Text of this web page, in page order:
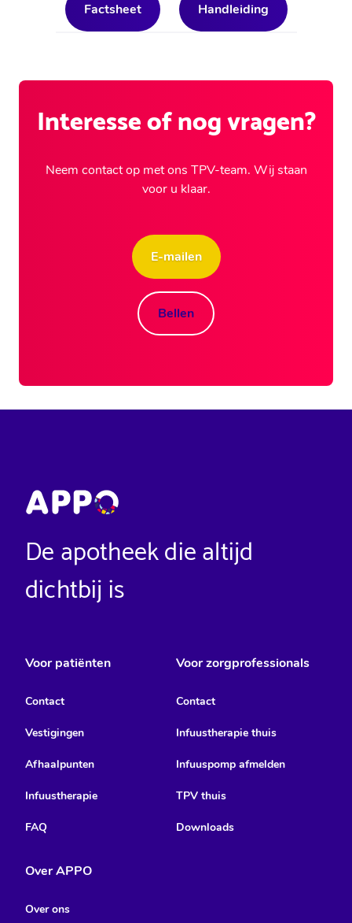
Factsheet Handleiding
Interesse of nog vragen?
Neem contact op met ons TPV-team. Wij staan
voor u klaar.
E-mailen
Bellen
De apotheek die altijd
dichtbij is
Voor patiënten
Contact
Vestigingen
Afhaalpunten
Infuustherapie
FAQ
Voor zorgprofessionals
Contact
Infuustherapie thuis
Infuuspomp afmelden
TPV thuis
Downloads
Over APPO
Over ons